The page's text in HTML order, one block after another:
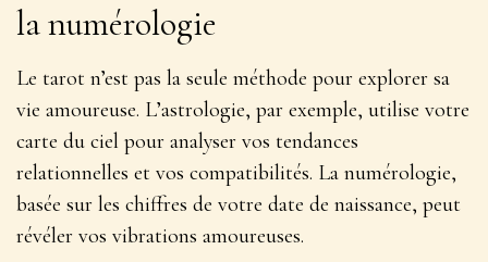
la numérologie
Le tarot n’est pas la seule méthode pour explorer sa
vie amoureuse. L’astrologie, par exemple, utilise votre
carte du ciel pour analyser vos tendances
relationnelles et vos compatibilités. La numérologie,
basée sur les chiffres de votre date de naissance, peut
révéler vos vibrations amoureuses.